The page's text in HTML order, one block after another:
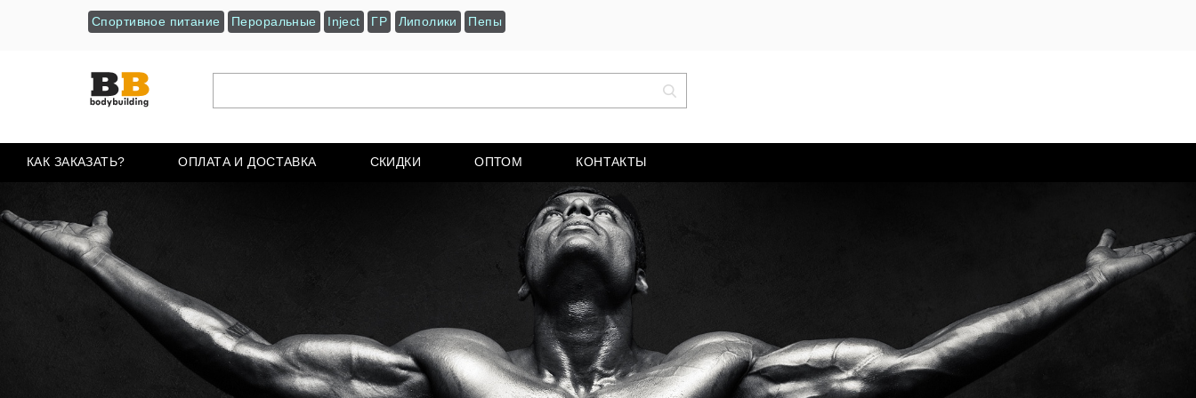
Спортивное питание Пероральные Inject ГР Липолики Пепы
КАК ЗАКАЗАТЬ? ОПЛАТА И ДОСТАВКА СКИДКИ ОПТОМ КОНТАКТЫ